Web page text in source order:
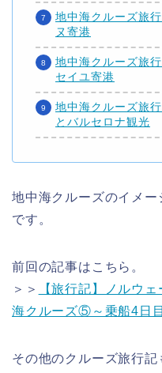
地中海クルーズ旅
ヌ寄港
地中海クルーズ旅
セイユ寄港
地中海クルーズ旅
とバルセロナ観光
地中海クルーズのイメ
です。
前回の記事はこちら。
＞＞
【旅行記】ノルウ
海クルーズ⑤～乗船4日
その他のクルーズ旅行